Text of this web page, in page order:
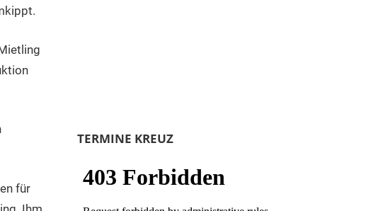
für
TERMINE KREUZ